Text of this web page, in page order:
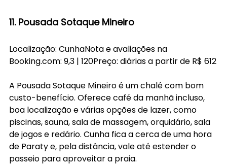
11. Pousada Sotaque Mineiro
Localização: CunhaNota e avaliações na
Booking.com: 9,3 | 120Preço: diárias a partir de R$ 612
A Pousada Sotaque Mineiro é um chalé com bom
custo-benefício. Oferece café da manhã incluso,
boa localização e várias opções de lazer, como
piscinas, sauna, sala de massagem, orquidário, sala
de jogos e redário. Cunha fica a cerca de uma hora
de Paraty e, pela distância, vale até estender o
passeio para aproveitar a praia.